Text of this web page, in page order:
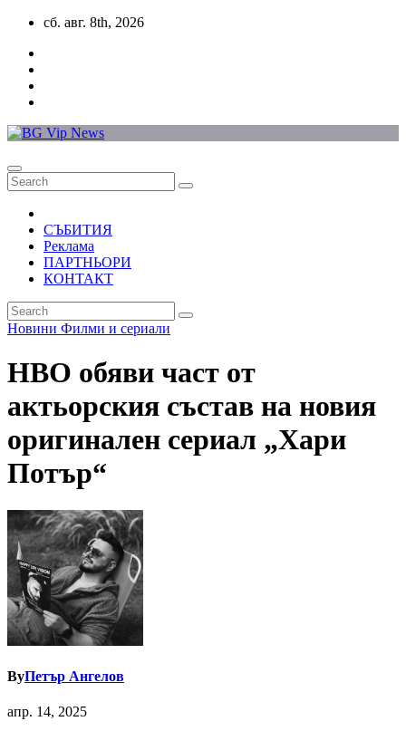
Skip
content
сб. авг. 8th, 2026
СЪБИТИЯ
Реклама
ПАРТНЬОРИ
КОНТАКТ
Новини Филми и сериали
HBO обяви част от
актьорския състав на новия
оригинален сериал „Хари
Потър“
ByПетър Ангелов
апр. 14, 2025